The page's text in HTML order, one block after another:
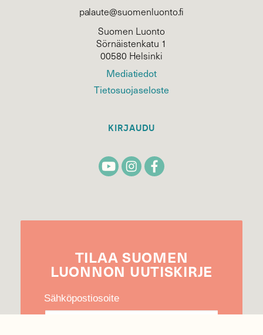
palaute@suomenluonto.fi
Suomen Luonto
Sörnäistenkatu 1
00580 Helsinki
Mediatiedot
Tietosuojaseloste
KIRJAUDU
TILAA SUOMEN
LUONNON UUTIS­KIRJE
Sähköpostiosoite